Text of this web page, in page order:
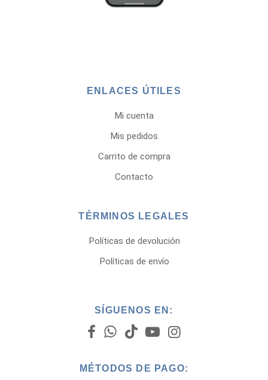
ENLACES ÚTILES
Mi cuenta
Mis pedidos
Carrito de compra
Contacto
TÉRMINOS LEGALES
Políticas de devolución
Políticas de envío
SÍGUENOS EN:
MÉTODOS DE PAGO: